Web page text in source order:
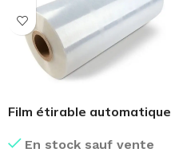
Film étirable automatique
En stock sauf vente